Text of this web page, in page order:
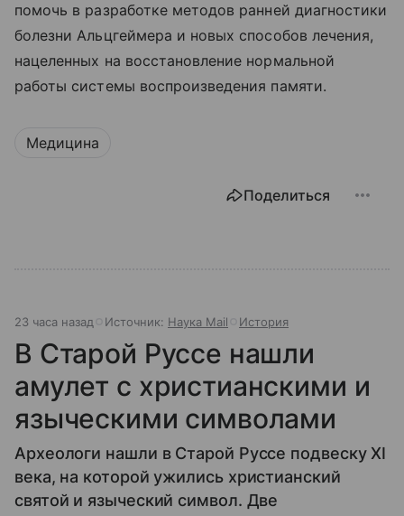
помочь в разработке методов ранней диагностики
болезни Альцгеймера и новых способов лечения,
нацеленных на восстановление нормальной
работы системы воспроизведения памяти.
Медицина
Поделиться
23 часа назад Источник: Наука Mail История
В Старой Руссе нашли
амулет с христианскими и
языческими символами
Археологи нашли в Старой Руссе подвеску XI
века, на которой ужились христианский
святой и языческий символ. Две